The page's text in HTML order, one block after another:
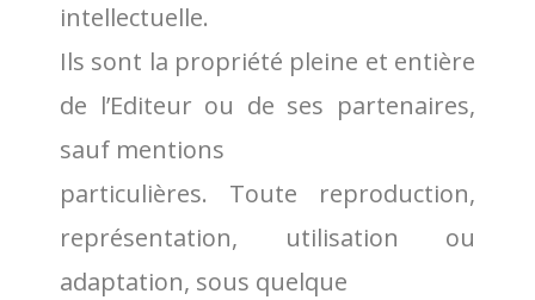
intellectuelle.
Ils sont la propriété pleine et entière
de l’Editeur ou de ses partenaires,
sauf mentions
particulières. Toute reproduction,
représentation, utilisation ou
adaptation, sous quelque